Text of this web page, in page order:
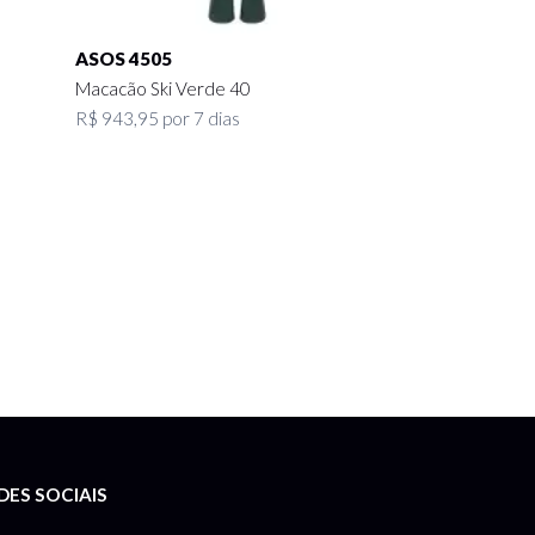
ASOS 4505
Macacão Ski Verde 40
R$ 943,95 por 7 dias
SOCIAIS